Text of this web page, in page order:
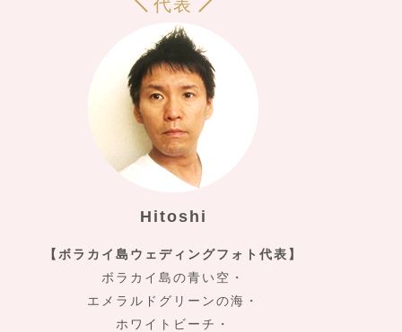
代表
Hitoshi
【ボラカイ島ウェディングフォト代表】
ボラカイ島の青い空・
エメラルドグリーンの海・
ホワイトビーチ・